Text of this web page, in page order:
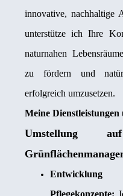
innovative, nachhaltige
unterstütze ich Ihre
naturnahen
zu fördern und
erfolgreich umzusetzen.
Meine Dienstleistungen
Umstellung